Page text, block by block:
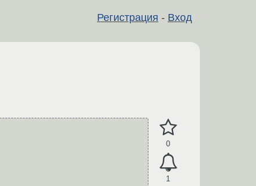
Регистрация - Вход
0
1